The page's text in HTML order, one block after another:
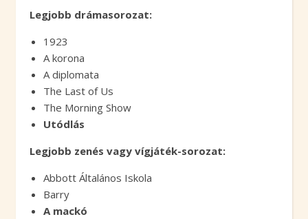
Legjobb drámasorozat:
1923
A korona
A diplomata
The Last of Us
The Morning Show
Utódlás
Legjobb zenés vagy vígjáték-sorozat:
Abbott Általános Iskola
Barry
A mackó